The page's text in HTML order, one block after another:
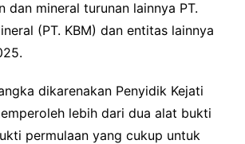
dan mineral turunan lainnya PT.
(PT. KBM) dan entitas lainnya
dikarenakan Penyidik Kejati
lebih dari dua alat bukti
permulaan yang cukup untuk